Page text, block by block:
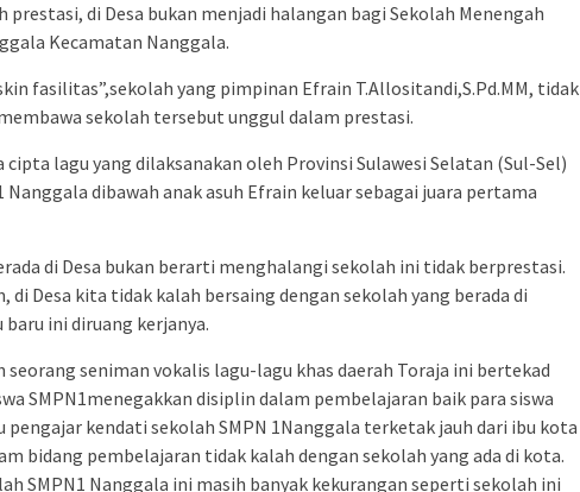
prestasi, di Desa bukan menjadi halangan bagi Sekolah Menengah
Kecamatan Nanggala.
fasilitas”,sekolah yang pimpinan Efrain T.Allositandi,S.Pd.MM, tidak
sekolah tersebut unggul dalam prestasi.
lagu yang dilaksanakan oleh Provinsi Sulawesi Selatan (Sul-Sel)
Nanggala dibawah anak asuh Efrain keluar sebagai juara pertama
di Desa bukan berarti menghalangi sekolah ini tidak berprestasi.
Desa kita tidak kalah bersaing dengan sekolah yang berada di
ini diruang kerjanya.
seorang seniman vokalis lagu-lagu khas daerah Toraja ini bertekad
SMPN1menegakkan disiplin dalam pembelajaran baik para siswa
pengajar kendati sekolah SMPN 1Nanggala terketak jauh dari ibu kota
bidang pembelajaran tidak kalah dengan sekolah yang ada di kota.
SMPN1 Nanggala ini masih banyak kekurangan seperti sekolah ini